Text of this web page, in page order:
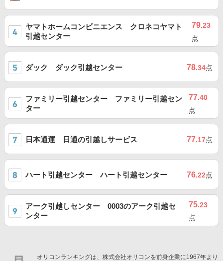
ヤマトホームコンビニエンス クロネコヤマト
引越センター
79.23
点
ダック ダック引越センター 78.34点
ファミリー引越センター ファミリー引越セン
ター
77.40
点
日本通運 日通の引越しサービス 77.17点
ハート引越センター ハート引越センター 76.22点
アーク引越しセンター 0003のアーク引越セ
ンター
75.23
点
オリコンランキングは、株式会社オリコンを前身企業に1967年より